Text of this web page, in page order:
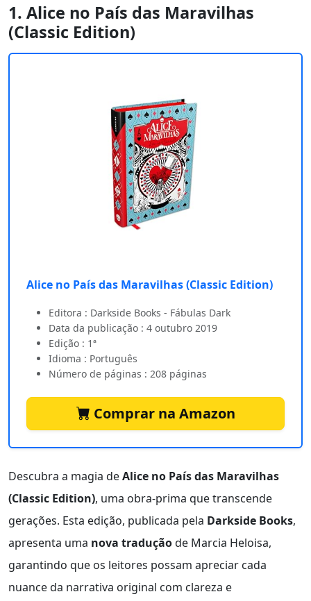
1. Alice no País das Maravilhas
(Classic Edition)
Alice no País das Maravilhas (Classic Edition)
Editora : Darkside Books - Fábulas Dark
Data da publicação : 4 outubro 2019
Edição : 1ª
Idioma : Português
Número de páginas : 208 páginas
Comprar na Amazon
Descubra a magia deAlice no País das Maravilhas
(Classic Edition), uma obra-prima que transcende
gerações. Esta edição, publicada pela Darkside Books,
apresenta uma nova traduçãode Marcia Heloisa,
garantindo que os leitores possam apreciar cada
nuance da narrativa original com clareza e